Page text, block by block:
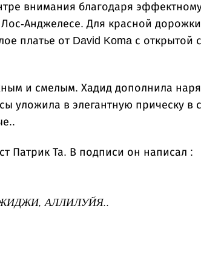
внимания благодаря
Анджелесе. Для красной
платье от David Koma с открытой
и смелым. Хадид дополнила
уложила в элегантную прическу в
Патрик Та. В подписи он написал :
АЛЛИЛУЙЯ..